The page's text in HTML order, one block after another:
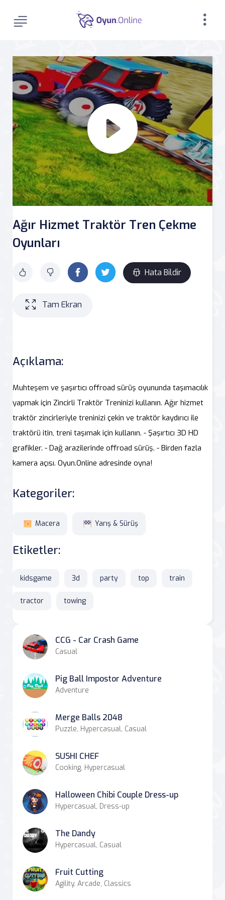
Ağır Hizmet Traktör Tren Çekme
Oyunları
Hata Bildir
Tam Ekran
Açıklama:
Muhteşem ve şaşırtıcı offroad sürüş oyununda taşımacılık
yapmak için Zincirli Traktör Treninizi kullanın. Ağır hizmet
traktör zincirleriyle treninizi çekin ve traktör kaydırıcı ile
traktörü itin, treni taşımak için kullanın. - Şaşırtıcı 3D HD
grafikler. - Dağ arazilerinde offroad sürüş. - Birden fazla
kamera açısı. Oyun.Online adresinde oyna!
Kategoriler:
Macera Yarış & Sürüş
Etiketler:
kidsgame 3d party top train
tractor towing
CCG - Car Crash Game
Casual
Pig Ball Impostor Adventure
Adventure
Merge Balls 2048
Puzzle, Hypercasual, Casual
SUSHI CHEF
Cooking, Hypercasual
Halloween Chibi Couple Dress-up
Hypercasual, Dress-up
The Dandy
Hypercasual, Casual
Fruit Cutting
Agility, Arcade, Classics